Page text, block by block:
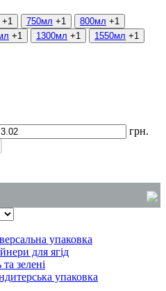
+1 750мл +1 800мл +1
+1 1300мл +1 1550мл +1
грн.
для їжі
упаковка
для ягід
зелені
упаковка